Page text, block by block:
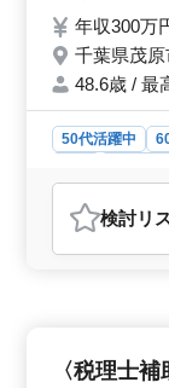
年収300万
千葉県茂
48.6歳 / 最
50代活躍中
おすすめポ
＜好条件＞
務所での経験
年以上の方に
務で土日祝が
検討リ
〈税理士